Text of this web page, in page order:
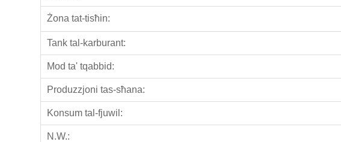
Żona tat-tisħin:
Tank tal-karburant:
Mod ta' tqabbid:
Produzzjoni tas-sħana:
Konsum tal-fjuwil:
N.W.: